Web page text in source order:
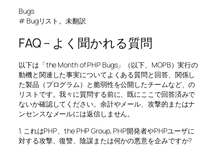
Bugs
# Bugリスト。未翻訳
FAQ – よく聞かれる質問
以下は「the Month of PHP Bugs」（以下、MOPB）実行の
動機と関連した事実についてよくある質問と回答、関係し
た製品（プログラム）と脆弱性を公開したチームなど、の
リストです。我々に質問する前に、既にここで回答済みで
ないか確認してください。余計やメール、攻撃的またはナ
ンセンスなメールには返信しません。
1. これはPHP、the PHP Group, PHP開発者やPHPユーザに
対する攻撃、復讐、陰謀または何かの悪意を企みですか?